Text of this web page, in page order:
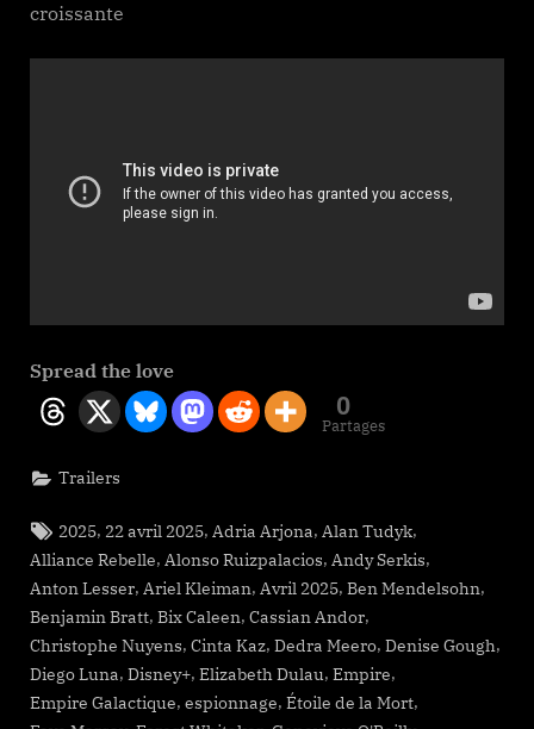
croissante
Spread the love
0
Partages
Trailers
Tags:
2025, 22 avril 2025, Adria Arjona, Alan Tudyk,
Alliance Rebelle, Alonso Ruizpalacios, Andy Serkis,
Anton Lesser, Ariel Kleiman, Avril 2025, Ben Mendelsohn,
Benjamin Bratt, Bix Caleen, Cassian Andor,
Christophe Nuyens, Cinta Kaz, Dedra Meero, Denise Gough,
Diego Luna, Disney+, Elizabeth Dulau, Empire,
Empire Galactique, espionnage, Étoile de la Mort,